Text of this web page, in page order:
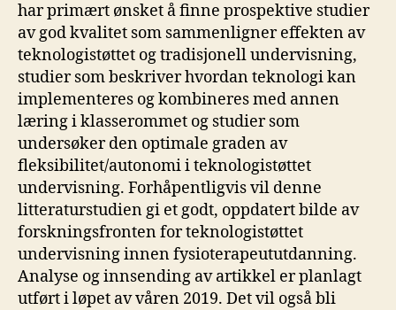
har primært ønsket å finne prospektive studier
av god kvalitet som sammenligner effekten av
teknologistøttet og tradisjonell undervisning,
studier som beskriver hvordan teknologi kan
implementeres og kombineres med annen
læring i klasserommet og studier som
undersøker den optimale graden av
fleksibilitet/autonomi i teknologistøttet
undervisning. Forhåpentligvis vil denne
litteraturstudien gi et godt, oppdatert bilde av
forskningsfronten for teknologistøttet
undervisning innen fysioterapeututdanning.
Analyse og innsending av artikkel er planlagt
utført i løpet av våren 2019. Det vil også bli